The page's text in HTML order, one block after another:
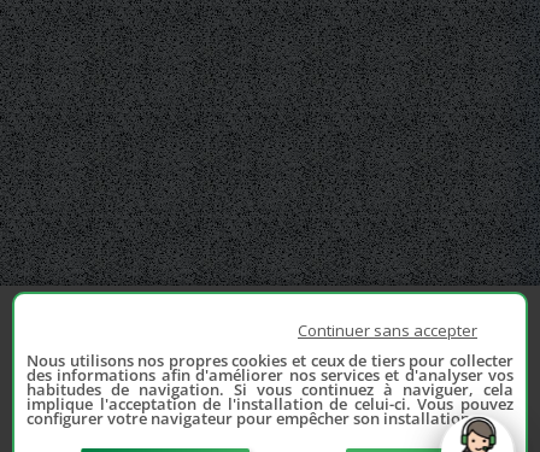
Continuer sans accepter
Nous utilisons nos propres cookies et ceux de tiers pour collecter
des informations afin d'améliorer nos services et d'analyser vos
habitudes de navigation. Si vous continuez à naviguer, cela
implique l'acceptation de l'installation de celui-ci. Vous pouvez
configurer votre navigateur pour empêcher son installation.